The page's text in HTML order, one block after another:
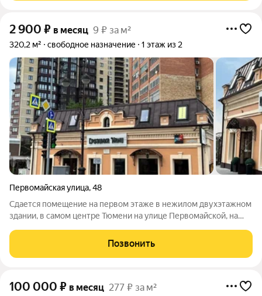
2 900 ₽ в месяц 9 ₽ за м²
320,2 м² свободное назначение 1 этаж из 2
Первомайская улица,48
Сдается помещение на первом этаже в нежилом двухэтажном
здании, в самом центре Тюмени на улице Первомайской, на
кондитерскую, лаунж-бар, аптеку. Имеет многолетнюю
"гастрономическую историю", успешно
Позвонить
100 000 ₽ в месяц 277 ₽ за м²